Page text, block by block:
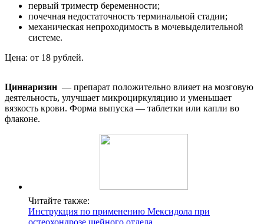
первый триместр беременности;
почечная недостаточность терминальной стадии;
механическая непроходимость в мочевыделительной
системе.
Цена: от 18 рублей.
Циннаризин — препарат положительно влияет на мозговую
деятельность, улучшает микроциркуляцию и уменьшает
вязкость крови. Форма выпуска — таблетки или капли во
флаконе.
Читайте также:
Инструкция по применению Мексидола при